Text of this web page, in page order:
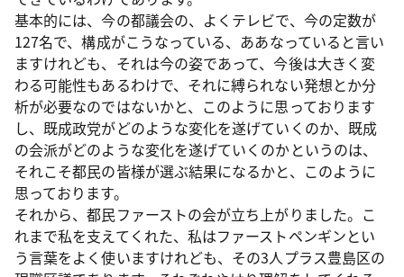
基本的には、今の都議会の、よくテレビで、今の定数が
127名で、構成がこうなっている、ああなっていると言い
ますけれども、それは今の姿であって、今後は大きく変
わる可能性もあるわけで、それに縛られない発想とか分
析が必要なのではないかと、このように思っております
し、既成政党がどのような変化を遂げていくのか、既成
の会派がどのような変化を遂げていくのかというのは、
それこそ都民の皆様が選ぶ結果になるかと、このように
思っております。
それから、都民ファーストの会が立ち上がりました。こ
れまで私を支えてくれた、私はファーストペンギンとい
う言葉をよく使いますけれども、その3人プラス豊島区の